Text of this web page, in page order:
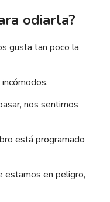
odiarla?
gusta tan poco la
nos sentimos
está programado
estamos en peligro,